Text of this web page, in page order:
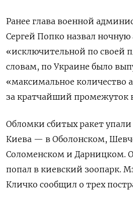
Ранее глава военной
Сергей Попко назвал ночную
«исключительной по своей
словам, по Украине было
«максимальное количество
за кратчайший промежуток
Обломки сбитых ракет
Киева — в Оболонском,
Соломенском и Дарницком.
попал в киевский зоопарк.
Кличко сообщил о трех